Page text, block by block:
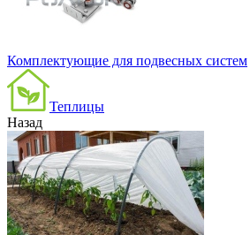
Комплектующие для подвесных систем
Теплицы
Назад